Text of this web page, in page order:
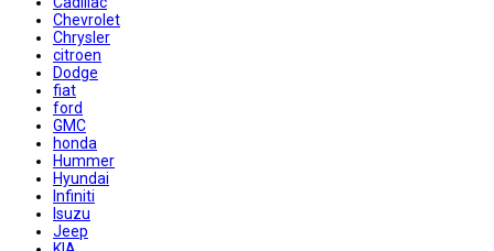
Chevrolet
Chrysler
citroen
Dodge
fiat
ford
GMC
honda
Hummer
Hyundai
Infiniti
Isuzu
Jeep